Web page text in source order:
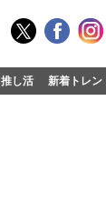
推し活 新着トレン